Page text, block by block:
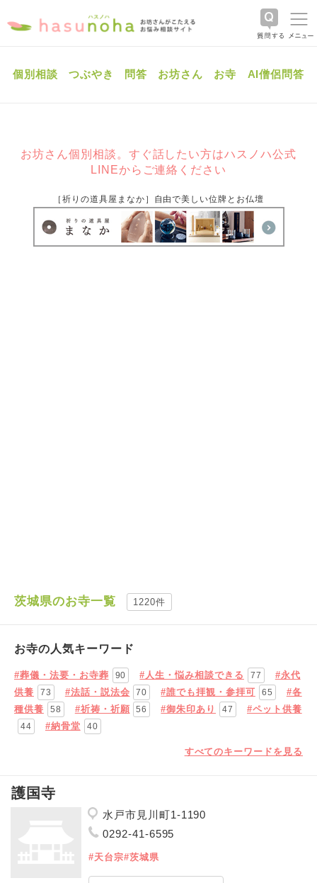
個別相談 つぶやき 問答 お坊さん お寺 AI僧侶問答
お坊さん個別相談。すぐ話したい方はハスノハ公式
LINEからご連絡ください
［祈りの道具屋まなか］自由で美しい位牌とお仏壇
茨城県のお寺一覧 1220件
お寺の人気キーワード
#葬儀・法要・お寺葬 90 #人生・悩み相談できる 77
#永代
供養
73 #法話・説法会 70 #誰でも拝観・参拝可 65
#各
種供養
58 #祈祷・祈願 56 #御朱印あり 47 #ペット供養
44 #納骨堂 40
すべてのキーワードを見る
護国寺
水戸市見川町1-1190
0292-41-6595
#天台宗#茨城県